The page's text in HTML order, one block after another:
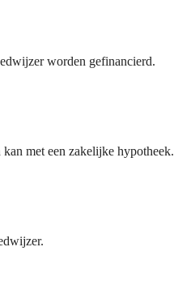
worden gefinancierd.
met een zakelijke hypotheek.